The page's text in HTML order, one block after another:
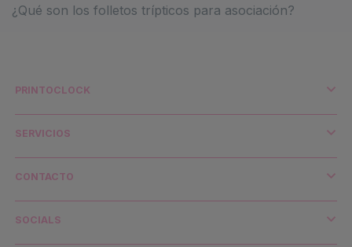
¿Qué son los folletos trípticos para asociación?
PRINTOCLOCK
SERVICIOS
CONTACTO
SOCIALS